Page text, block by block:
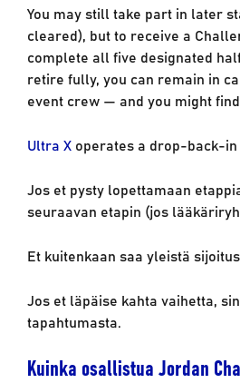
You may still take part in later
cleared), but to receive a
complete all five designated
retire fully, you can remain in
event crew — and you might
Ultra Xoperates a drop-back-in
Jos et pysty lopettamaan
seuraavan etapin (jos
Et kuitenkaan saa yleistä
Jos et läpäise kahta vaihetta,
tapahtumasta.
Kuinka osallistua Jordan